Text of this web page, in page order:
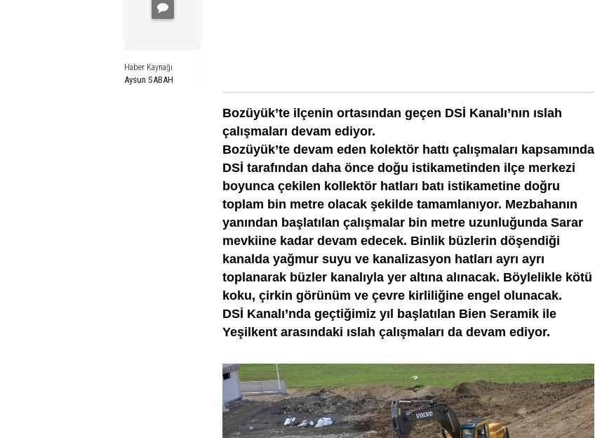
Haber Kaynağı
Aysun SABAH
Bozüyük’te ilçenin ortasından geçen DSİ Kanalı’nın ıslah
çalışmaları devam ediyor.
Bozüyük’te devam eden kolektör hattı çalışmaları kapsamında
DSİ tarafından daha önce doğu istikametinden ilçe merkezi
boyunca çekilen kollektör hatları batı istikametine doğru
toplam bin metre olacak şekilde tamamlanıyor. Mezbahanın
yanından başlatılan çalışmalar bin metre uzunluğunda Sarar
mevkiine kadar devam edecek. Binlik büzlerin döşendiği
kanalda yağmur suyu ve kanalizasyon hatları ayrı ayrı
toplanarak büzler kanalıyla yer altına alınacak. Böylelikle kötü
koku, çirkin görünüm ve çevre kirliliğine engel olunacak.
DSİ Kanalı’nda geçtiğimiz yıl başlatılan Bien Seramik ile
Yeşilkent arasındaki ıslah çalışmaları da devam ediyor.